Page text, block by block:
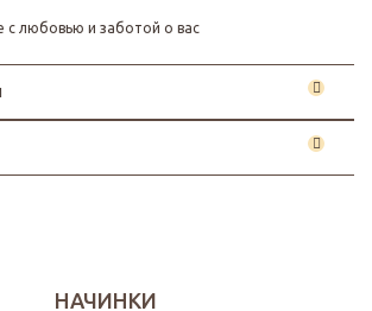
с любовью и заботой о вас
НАЧИНКИ